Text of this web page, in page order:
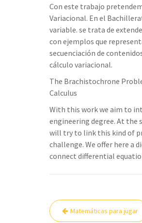
Con este trabajo
Variacional. En el
variable. se trata de
con ejemplos que
secuenciación de
cálculo variacional.
The Brachistochrone
Calculus
With this work we aim to
engineering degree. At the
will try to link this kind of
challenge. We offer here a
connect differential
Navegación
de
Matemáticas para jugar